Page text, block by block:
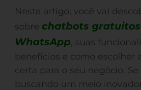
Neste artigo, você vai
sobre chatbots
WhatsApp, suas
benefícios e como escolher
certa para o seu negócio. Se
buscando um meio